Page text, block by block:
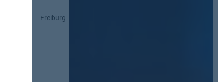
Freiburg